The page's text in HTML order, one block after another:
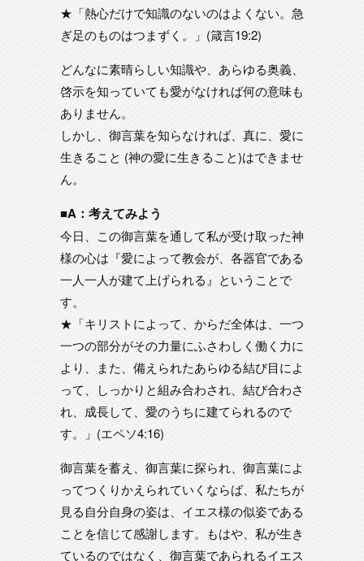
★「熱心だけで知識のないのはよくない。急
ぎ足のものはつまずく。」(箴言19:2)
どんなに素晴らしい知識や、あらゆる奥義、
啓示を知っていても愛がなければ何の意味も
ありません。
しかし、御言葉を知らなければ、真に、愛に
生きること (神の愛に生きること)はできませ
ん。
■A：考えてみよう
今日、この御言葉を通して私が受け取った神
様の心は『愛によって教会が、各器官である
一人一人が建て上げられる』ということで
す。
★「キリストによって、からだ全体は、一つ
一つの部分がその力量にふさわしく働く力に
より、また、備えられたあらゆる結び目によ
って、しっかりと組み合わされ、結び合わさ
れ、成長して、愛のうちに建てられるので
す。」(エペソ4:16)
御言葉を蓄え、御言葉に探られ、御言葉によ
ってつくりかえられていくならば、私たちが
見る自分自身の姿は、イエス様の似姿である
ことを信じて感謝します。もはや、私が生き
ているのではなく、御言葉であられるイエス